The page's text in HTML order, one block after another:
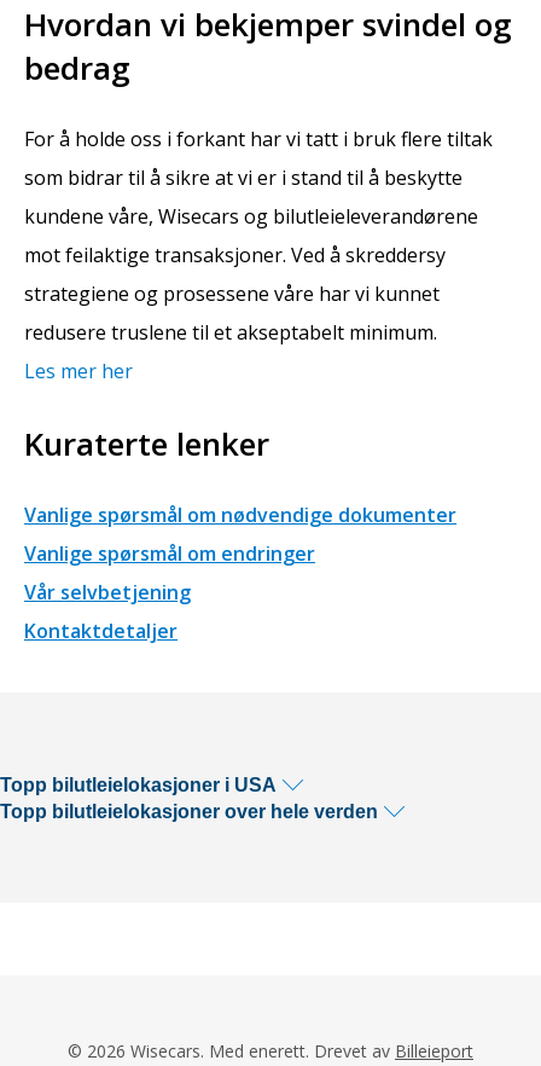
Hvordan vi bekjemper svindel og
bedrag
For å holde oss i forkant har vi tatt i bruk flere tiltak
som bidrar til å sikre at vi er i stand til å beskytte
kundene våre, Wisecars og bilutleieleverandørene
mot feilaktige transaksjoner. Ved å skreddersy
strategiene og prosessene våre har vi kunnet
redusere truslene til et akseptabelt minimum.
Les mer her
Kuraterte lenker
Vanlige spørsmål om nødvendige dokumenter
Vanlige spørsmål om endringer
Vår selvbetjening
Kontaktdetaljer
Topp bilutleielokasjoner i USA
Topp bilutleielokasjoner over hele verden
© 2026 Wisecars. Med enerett. Drevet av Billeieport